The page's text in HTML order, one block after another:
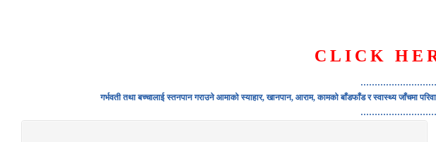
CLICK
गर्भवती तथा बच्चालाई स्तनपान गराउने आमाको स्याहार, खानपान, आराम, कामको बाँडफाँड र स्वास्थ्य जाँचमा